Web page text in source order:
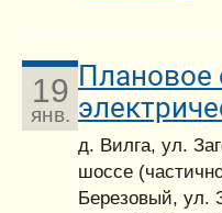
19
янв.
Плановое
д. Вилга, ул.
шоссе
Березовый, ул.